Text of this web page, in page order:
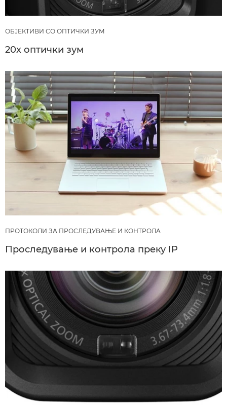
ОБЈЕКТИВИ СО ОПТИЧКИ ЗУМ
20x оптички зум
ПРОТОКОЛИ ЗА ПРОСЛЕДУВАЊЕ И КОНТРОЛА
Проследување и контрола преку IP